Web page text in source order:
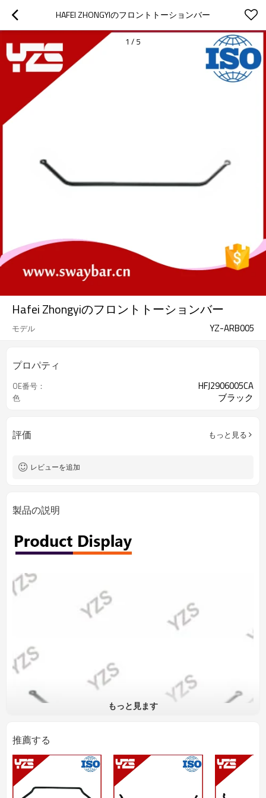
HAFEI ZHONGYIのフロントトーションバー
1 / 5
Hafei Zhongyiのフロントトーションバー
モデル YZ-ARB005
プロパティ
OE番号： HFJ2906005CA
色 ブラック
評価 もっと見る
レビューを追加
製品の説明
もっと見ます
推薦する